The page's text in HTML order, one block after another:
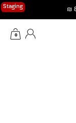
Staging
0
החשבון שלי